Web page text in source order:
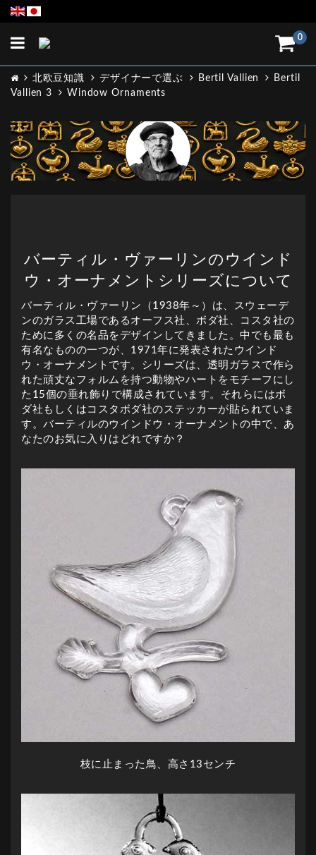
0
Toggle
北欧豆知識 デザイナーで選ぶ Bertil Vallien
Bertil
Vallien 3
Window Ornaments
バーティル・ヴァーリンのウインド
ウ・オーナメントシリーズについて
バーティル・ヴァーリン（1938年～）は、スウェーデ
ンのガラス工場であるオーフス社、ボダ社、コスタ社の
ために多くの名品をデザインしてきました。中でも最も
有名なものの一つが、1971年に発表されたウインド
ウ・オーナメントです。シリーズは、透明ガラスで作ら
れた頑丈なフォルムを持つ動物やハートをモチーフにし
た15個の垂れ飾りで構成されています。それらにはボ
ダ社もしくはコスタボダ社のステッカーが貼られていま
す。バーティルのウインドウ・オーナメントの中で、あ
なたのお気に入りはどれですか？
枝に止まった鳥、高さ13センチ